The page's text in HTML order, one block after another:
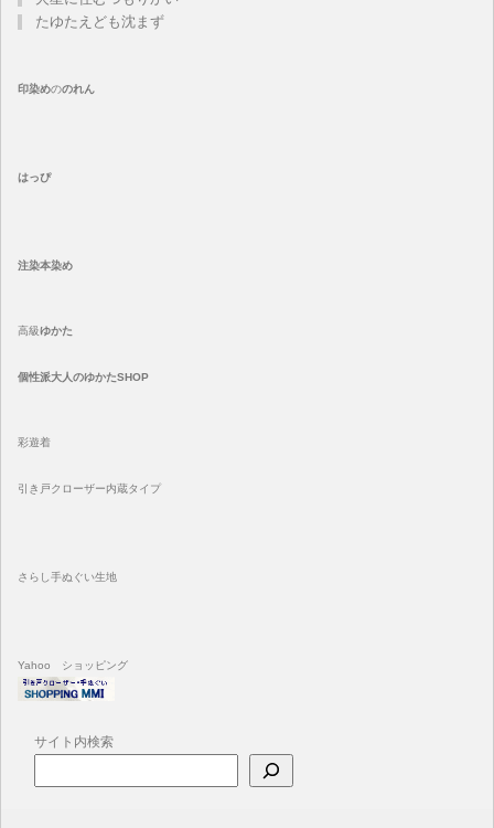
たゆたえども沈まず
印染めののれん
はっぴ
注染本染め
高級ゆかた
個性派大人のゆかたSHOP
彩遊着
引き戸クローザー内蔵タイプ
さらし手ぬぐい生地
Yahoo ショッピング
サイト内検索